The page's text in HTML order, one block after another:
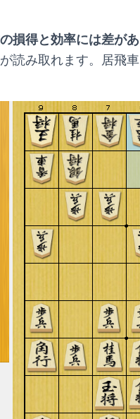
損得と効率には差が
読み取れます。居飛